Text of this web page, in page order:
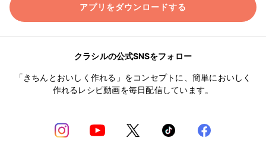
アプリをダウンロードする
クラシルの公式SNSをフォロー
「きちんとおいしく作れる」をコンセプトに、簡単においしく
作れるレシピ動画を毎日配信しています。